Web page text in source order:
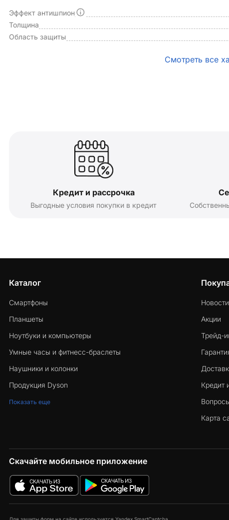
Эффект антишпион
Толщина
Область защиты
Смотреть все
Кредит и рассрочка
Выгодные условия покупки в кредит
Каталог
Смартфоны
Планшеты
Ноутбуки и компьютеры
Умные часы и фитнесс-браслеты
Наушники и колонки
Продукция Dyson
Показать еще
Акции
Трейд-
Кредит
Карта
Скачайте мобильное приложение